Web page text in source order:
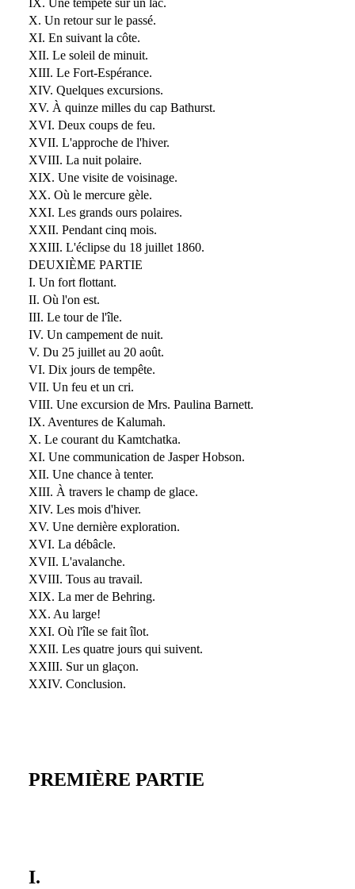
IX. Une tempête sur un lac.
X. Un retour sur le passé.
XI. En suivant la côte.
XII. Le soleil de minuit.
XIII. Le Fort-Espérance.
XIV. Quelques excursions.
XV. À quinze milles du cap Bathurst.
XVI. Deux coups de feu.
XVII. L'approche de l'hiver.
XVIII. La nuit polaire.
XIX. Une visite de voisinage.
XX. Où le mercure gèle.
XXI. Les grands ours polaires.
XXII. Pendant cinq mois.
XXIII. L'éclipse du 18 juillet 1860.
DEUXIÈME PARTIE
I. Un fort flottant.
II. Où l'on est.
III. Le tour de l'île.
IV. Un campement de nuit.
V. Du 25 juillet au 20 août.
VI. Dix jours de tempête.
VII. Un feu et un cri.
VIII. Une excursion de Mrs. Paulina Barnett.
IX. Aventures de Kalumah.
X. Le courant du Kamtchatka.
XI. Une communication de Jasper Hobson.
XII. Une chance à tenter.
XIII. À travers le champ de glace.
XIV. Les mois d'hiver.
XV. Une dernière exploration.
XVI. La débâcle.
XVII. L'avalanche.
XVIII. Tous au travail.
XIX. La mer de Behring.
XX. Au large!
XXI. Où l'île se fait îlot.
XXII. Les quatre jours qui suivent.
XXIII. Sur un glaçon.
XXIV. Conclusion.
PREMIÈRE PARTIE
I.